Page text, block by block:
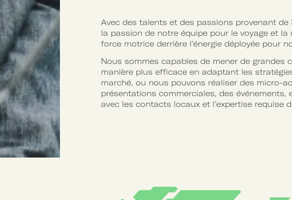
Avec des talents et des passions provenant
la passion de notre équipe pour le voyage et
force motrice derrière l’énergie déployée pour
Nous sommes capables de mener de grandes
manière plus efficace en adaptant les
marché, ou nous pouvons réaliser des micro-
présentations commerciales, des événements,
avec les contacts locaux et l’expertise requise